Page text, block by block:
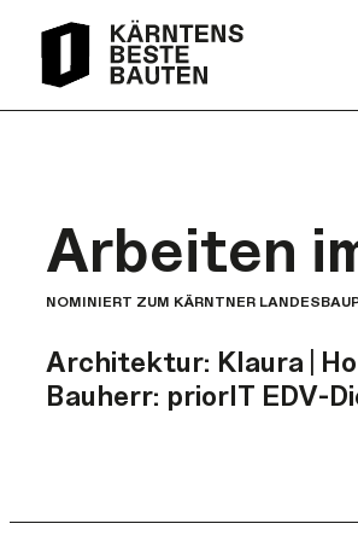
Arbeiten
NOMINIERT ZUM KÄRNTNER
Architektur: Klaura |
Bauherr: priorIT EDV-